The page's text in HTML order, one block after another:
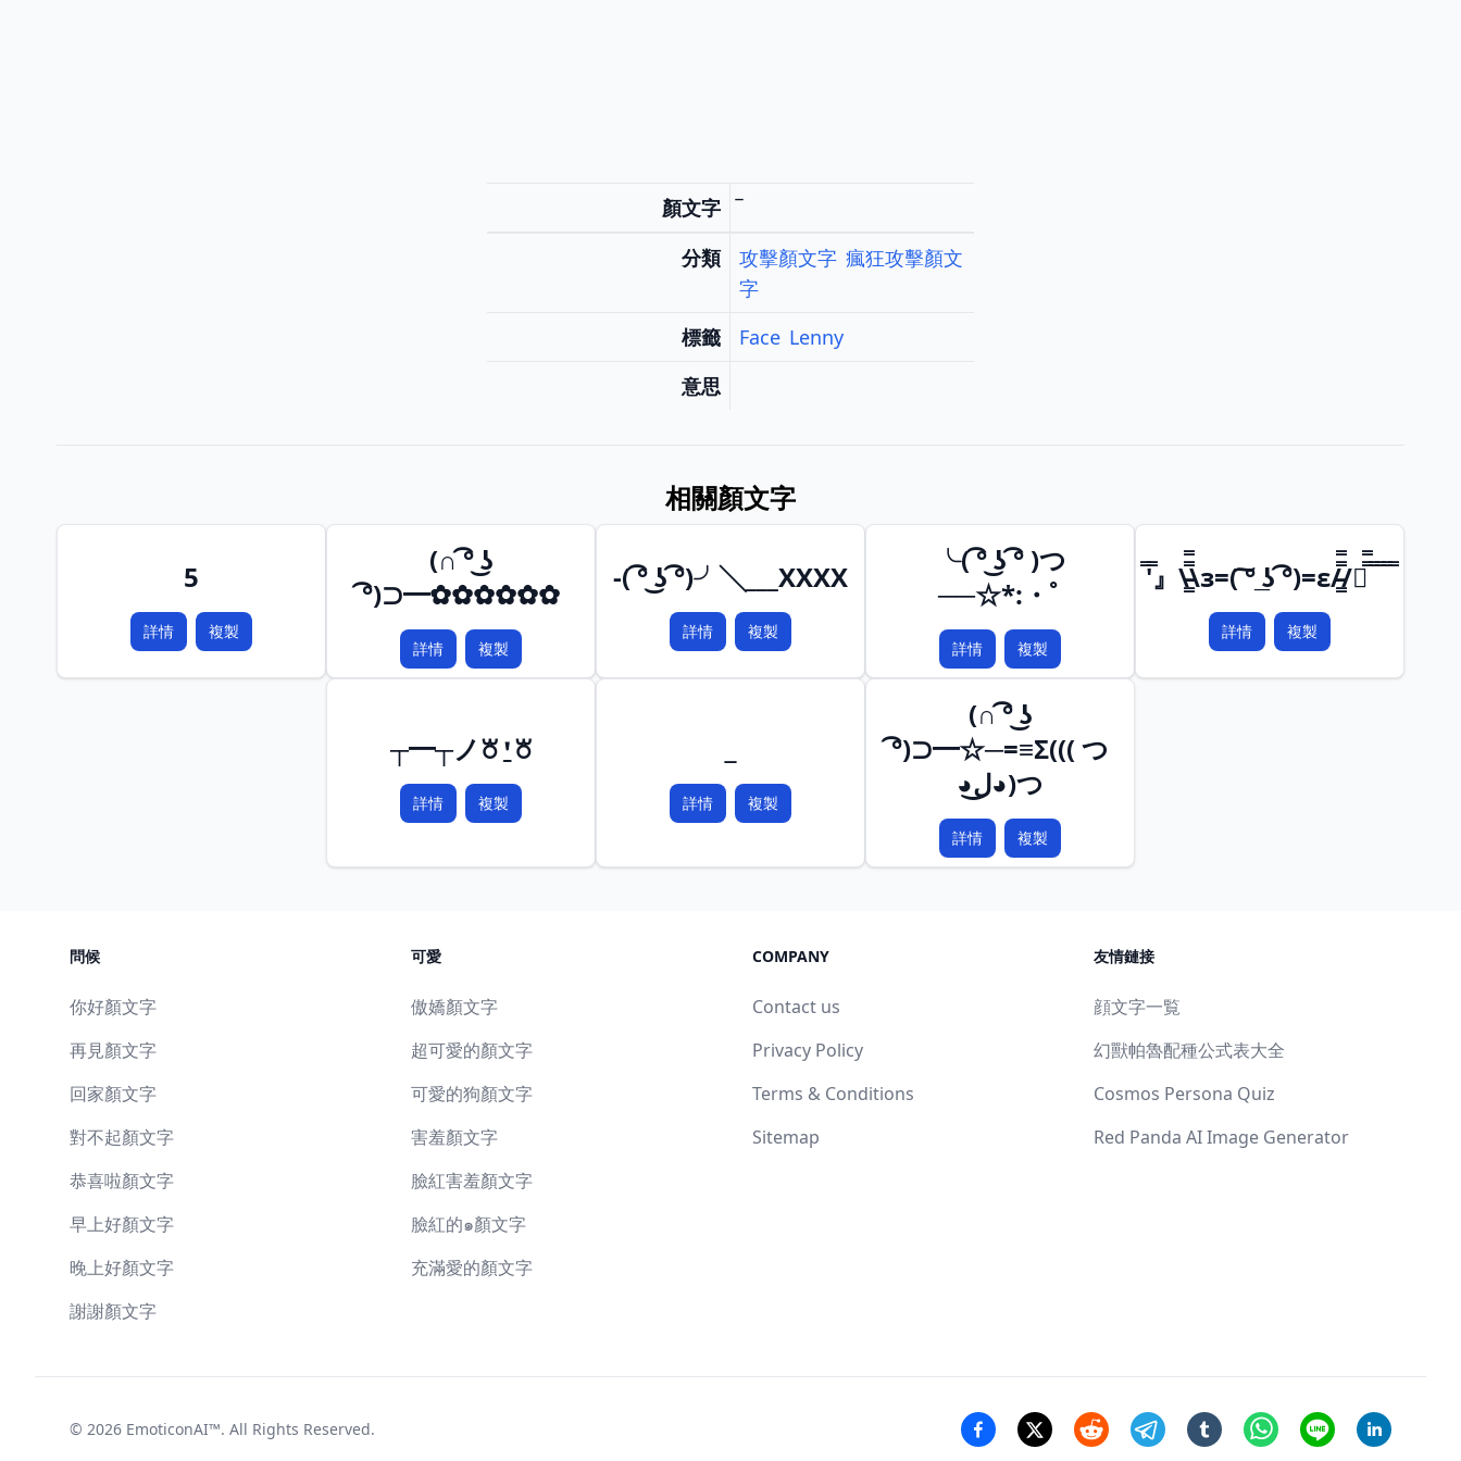
顏文字
分類
攻擊顏文字 瘋狂攻擊顏文
字
標籤
Face Lenny
意思
相關顏文字
5
詳情 複製
(∩ ͡° ͜ʖ
͡°)⊃━✿✿✿✿✿✿
詳情 複製
-( ͡° ͜ʖ ͡°)╯╲___XXXX
詳情 複製
╰( ͡° ͜ʖ ͡° )つ
──☆*:・ﾟ
詳情 複製
̿'̿』\̵͇̿̿\з=( ͠° ͟ʖ ͡°)=ε/̵͇̿̿/『̿̿ ̿ ̿ ̿ ̿
詳情 複製
┬━┬ノ꘠⍘꘠
詳情 複製 詳情 複製
(∩ ͡° ͜ʖ
͡°)⊃━☆─=≡Σ((( つ
◕ل͜◕)つ
詳情 複製
問候
你好顏文字
再見顏文字
回家顏文字
對不起顏文字
恭喜啦顏文字
早上好顏文字
晚上好顏文字
謝謝顏文字
可愛
傲嬌顏文字
超可愛的顏文字
可愛的狗顏文字
害羞顏文字
臉紅害羞顏文字
臉紅的๑顏文字
充滿愛的顏文字
COMPANY
Contact us
Privacy Policy
Terms & Conditions
Sitemap
友情鏈接
顔文字一覧
幻獸帕魯配種公式表大全
Cosmos Persona Quiz
Red Panda AI Image Generator
© 2026 EmoticonAI™. All Rights Reserved.